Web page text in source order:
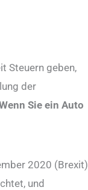
Steuern geben,
der
Sie ein Auto
2020 (Brexit)
und